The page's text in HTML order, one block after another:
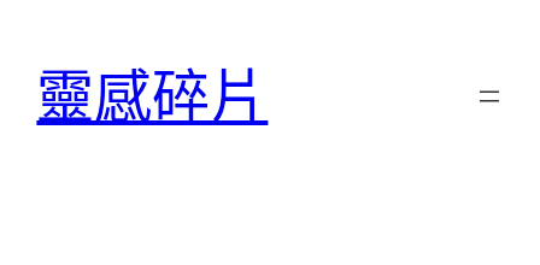
靈感碎片